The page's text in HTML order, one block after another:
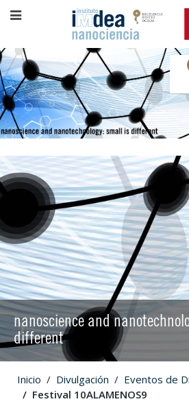
nanoscience and
different
Inicio Divulgación
Eventos de
Festival 10ALAMENOS9